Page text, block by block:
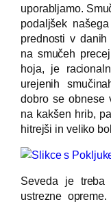
uporabljamo.
podaljšek
prednosti v
na smučeh
hoja, je
urejenih
dobro se obnese
na kakšen hrib,
hitrejši in veliko
Seveda je treba
ustrezne